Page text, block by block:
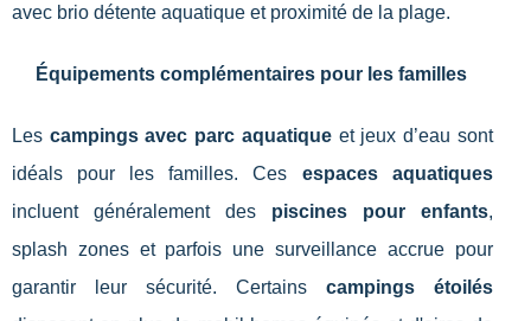
avec brio détente aquatique et proximité de la plage.
Équipements complémentaires pour les familles
Les campings avec parc aquatiqueet jeux d’eau sont
idéals pour les familles. Ces espaces aquatiques
incluent généralement des piscines pour enfants,
splash zones et parfois une surveillance accrue pour
garantir leur sécurité. Certains campings étoilés